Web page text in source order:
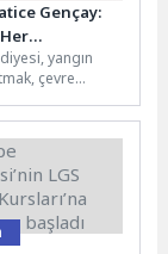
Gençay:
Sahadayız”
yangın
çevre
genelinde...